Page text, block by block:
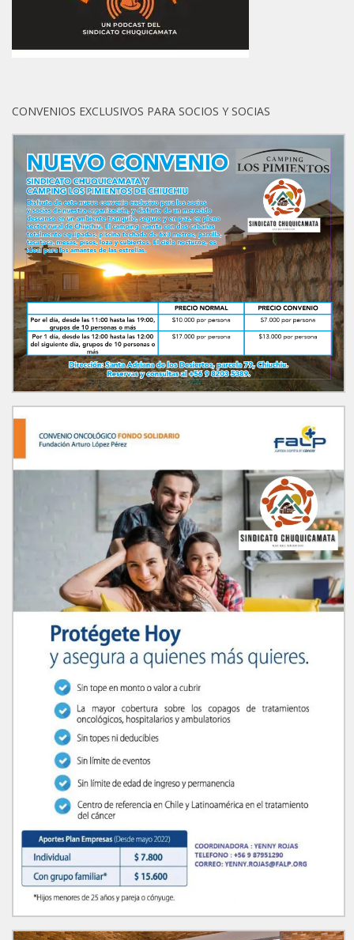
CONVENIOS EXCLUSIVOS PARA SOCIOS Y SOCIAS